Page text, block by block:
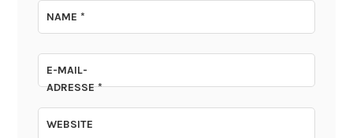
NAME*
E-MAIL-
ADRESSE*
WEBSITE